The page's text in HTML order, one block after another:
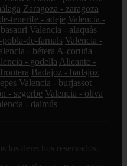
Zaragoza - zaragoza
tenerife - adeje Valencia -
Valencia - alaquàs
de-farnals Valencia -
- bétera A-coruña -
- godella Alicante -
Badajoz - badajoz
Valencia - burjassot
- segorbe Valencia - oliva
- daimús
los derechos reservados.